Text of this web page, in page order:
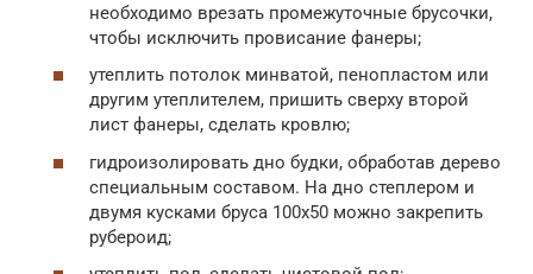
необходимо врезать промежуточные брусочки,
чтобы исключить провисание фанеры;
утеплить потолок минватой, пенопластом или
другим утеплителем, пришить сверху второй
лист фанеры, сделать кровлю;
гидроизолировать дно будки, обработав дерево
специальным составом. На дно степлером и
двумя кусками бруса 100х50 можно закрепить
рубероид;